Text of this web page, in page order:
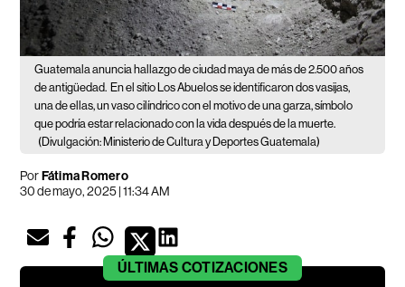
Guatemala anuncia hallazgo de ciudad maya de más de 2.500 años
de antigüedad. En el sitio Los Abuelos se identificaron dos vasijas,
una de ellas, un vaso cilíndrico con el motivo de una garza, símbolo
que podría estar relacionado con la vida después de la muerte.
(Divulgación: Ministerio de Cultura y Deportes Guatemala)
PorFátima Romero
30 de mayo, 2025 | 11:34 AM
ÚLTIMAS COTIZACIONES